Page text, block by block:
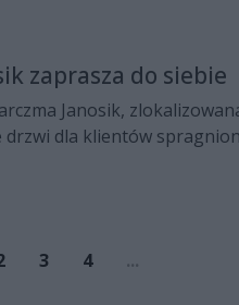
który spełnia najwyższe
całemu rynkowi.
zaprasza do siebie
Janosik,
drzwi dla klientów
panuje iście góralski
3 4 ...